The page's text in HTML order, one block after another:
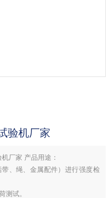
验机厂家
厂家 产品用途：
、绳、金属配件）进行强度检
试。